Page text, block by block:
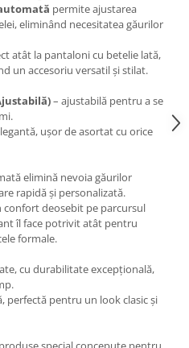
permite ajustarea
eliminând necesitatea găurilor
atât la pantaloni cu betelie lată,
un accesoriu versatil și stilat.
– ajustabilă pentru a se
ușor de asortat cu orice
elimină nevoia găurilor
rapidă și personalizată.
confort deosebit pe parcursul
îl face potrivit atât pentru
formale.
cu durabilitate excepțională,
perfectă pentru un look clasic și